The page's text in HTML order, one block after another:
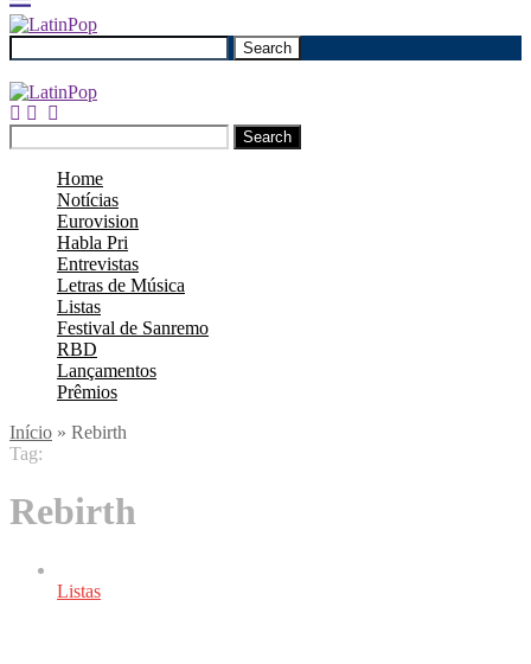
Search
Search
Home
Notícias
Eurovision
Habla Pri
Entrevistas
Letras de Música
Listas
Festival de Sanremo
RBD
Lançamentos
Prêmios
Início » Rebirth
Tag:
Rebirth
Listas